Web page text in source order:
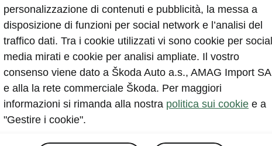
min.
rapida pubblica (CC)
kW
a leggere
3h 51min.
Ricarica regolare pubblica
Continuate a leggere
personalizzazione di contenuti e pubblicità, la messa a
disposizione di funzioni per social network e l’analisi del
traffico dati. Tra i cookie utilizzati vi sono cookie per social
media mirati e cookie per analisi ampliate. Il vostro
consenso viene dato a Škoda Auto a.s., AMAG Import SA
e alla la rete commerciale Škoda. Per maggiori
informazioni si rimanda alla nostra politica sui cookie e a
"Gestire i cookie".